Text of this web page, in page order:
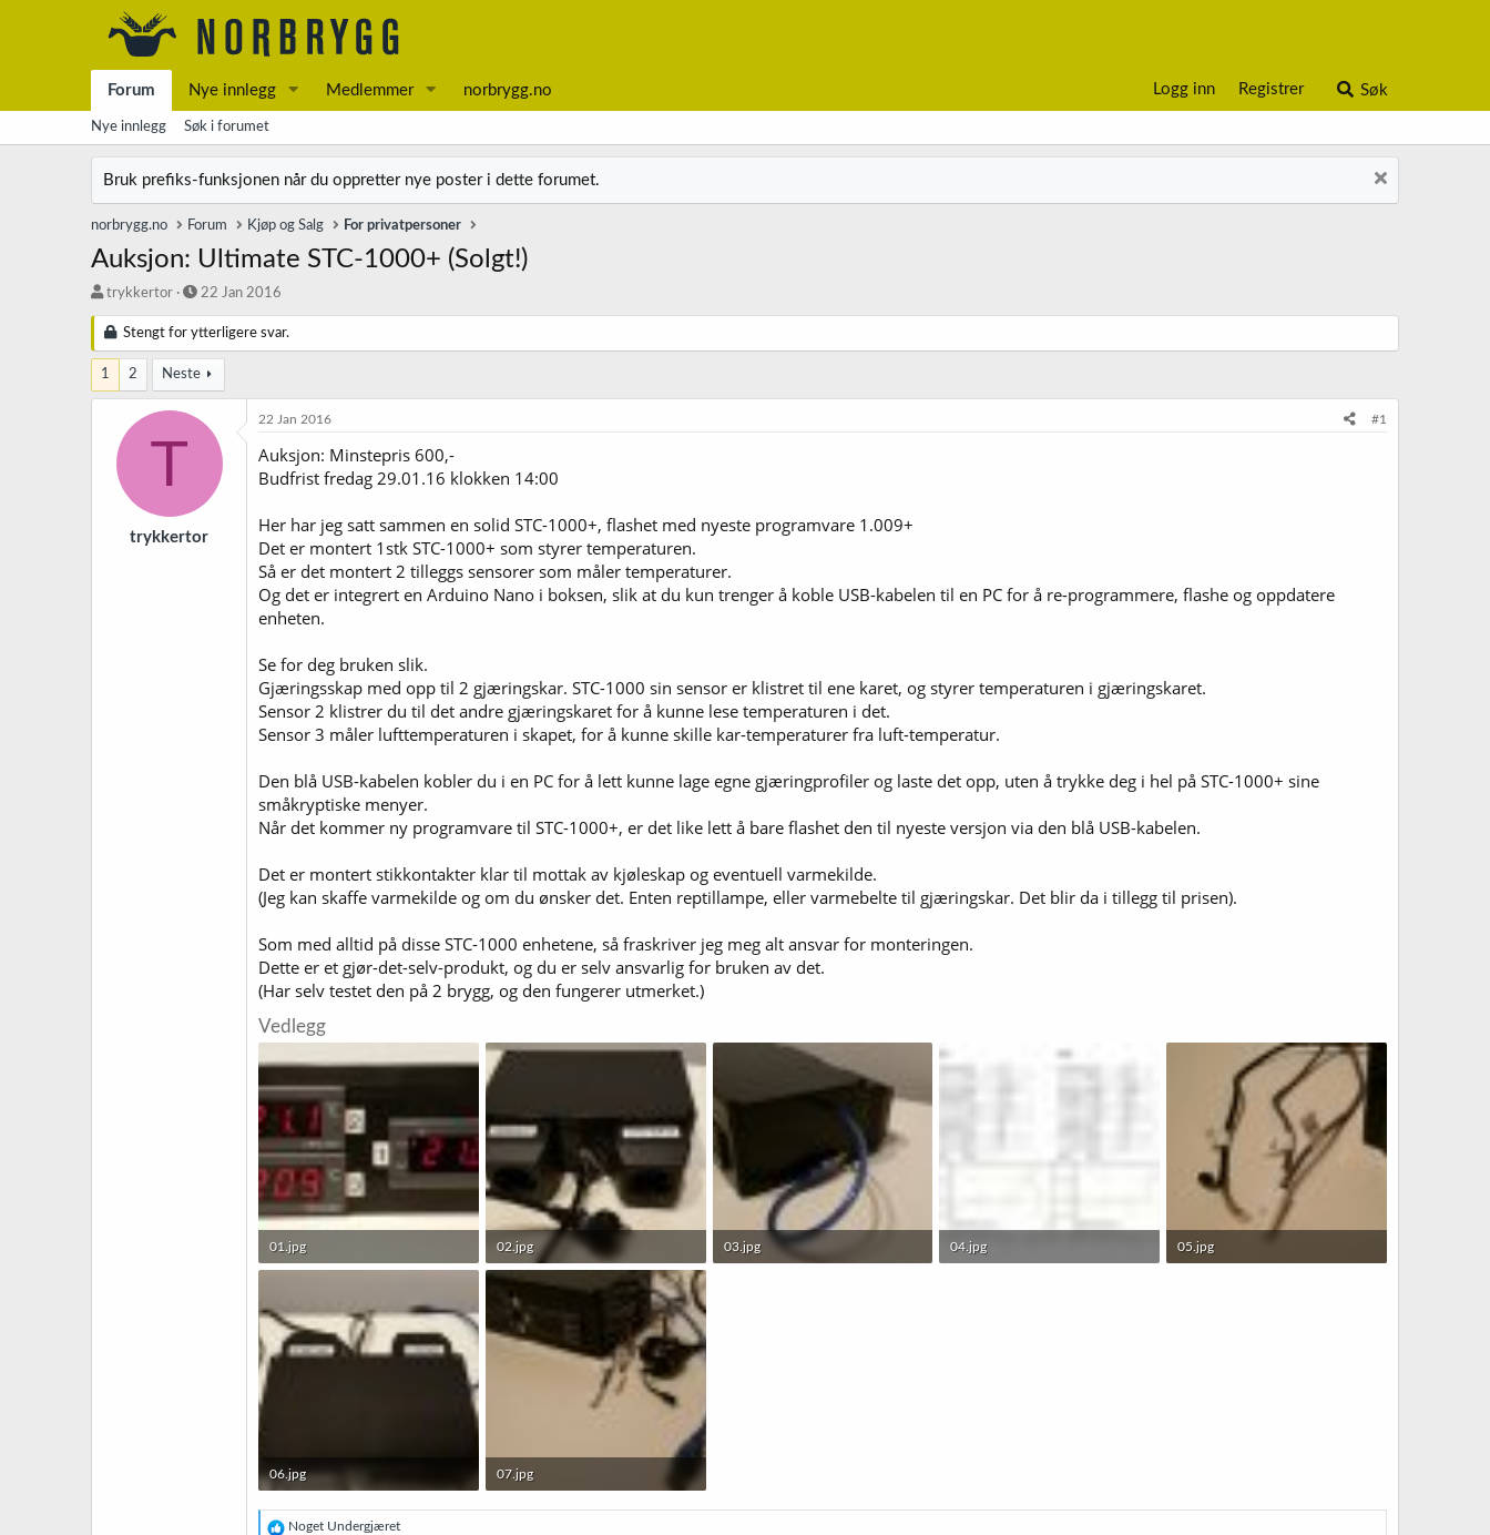
Forum Nye innlegg Medlemmer norbrygg.no Logg inn Registrer Søk
Nye innlegg Søk i forumet
Bruk prefiks-funksjonen når du oppretter nye poster i dette forumet.
norbrygg.no Forum Kjøp og Salg For privatpersoner
Auksjon: Ultimate STC-1000+ (Solgt!)
T
å
d
s
t
trykkertor
S
a
r
t
d
22 Jan 2016
Stengt for ytterligere svar.
1 2 Neste
T
trykkertor
22 Jan 2016 #1
Auksjon: Minstepris 600,-
Budfrist fredag 29.01.16 klokken 14:00
Her har jeg satt sammen en solid STC-1000+, flashet med nyeste programvare 1.009+
Det er montert 1stk STC-1000+ som styrer temperaturen.
Så er det montert 2 tilleggs sensorer som måler temperaturer.
Og det er integrert en Arduino Nano i boksen, slik at du kun trenger å koble USB-kabelen til en PC for å re-programmere, flashe og oppdatere
enheten.
Se for deg bruken slik.
Gjæringsskap med opp til 2 gjæringskar. STC-1000 sin sensor er klistret til ene karet, og styrer temperaturen i gjæringskaret.
Sensor 2 klistrer du til det andre gjæringskaret for å kunne lese temperaturen i det.
Sensor 3 måler lufttemperaturen i skapet, for å kunne skille kar-temperaturer fra luft-temperatur.
Den blå USB-kabelen kobler du i en PC for å lett kunne lage egne gjæringprofiler og laste det opp, uten å trykke deg i hel på STC-1000+ sine
småkryptiske menyer.
Når det kommer ny programvare til STC-1000+, er det like lett å bare flashet den til nyeste versjon via den blå USB-kabelen.
Det er montert stikkontakter klar til mottak av kjøleskap og eventuell varmekilde.
(Jeg kan skaffe varmekilde og om du ønsker det. Enten reptillampe, eller varmebelte til gjæringskar. Det blir da i tillegg til prisen).
Som med alltid på disse STC-1000 enhetene, så fraskriver jeg meg alt ansvar for monteringen.
Dette er et gjør-det-selv-produkt, og du er selv ansvarlig for bruken av det.
(Har selv testet den på 2 brygg, og den fungerer utmerket.)
Vedlegg
01.jpg 02.jpg
201,5 KB · Sett: 353
03.jpg 04.jpg 05.jpg
06.jpg
227,7 KB · Sett: 349
07.jpg
155,4 KB · Sett: 344
R
Noget Undergjæret